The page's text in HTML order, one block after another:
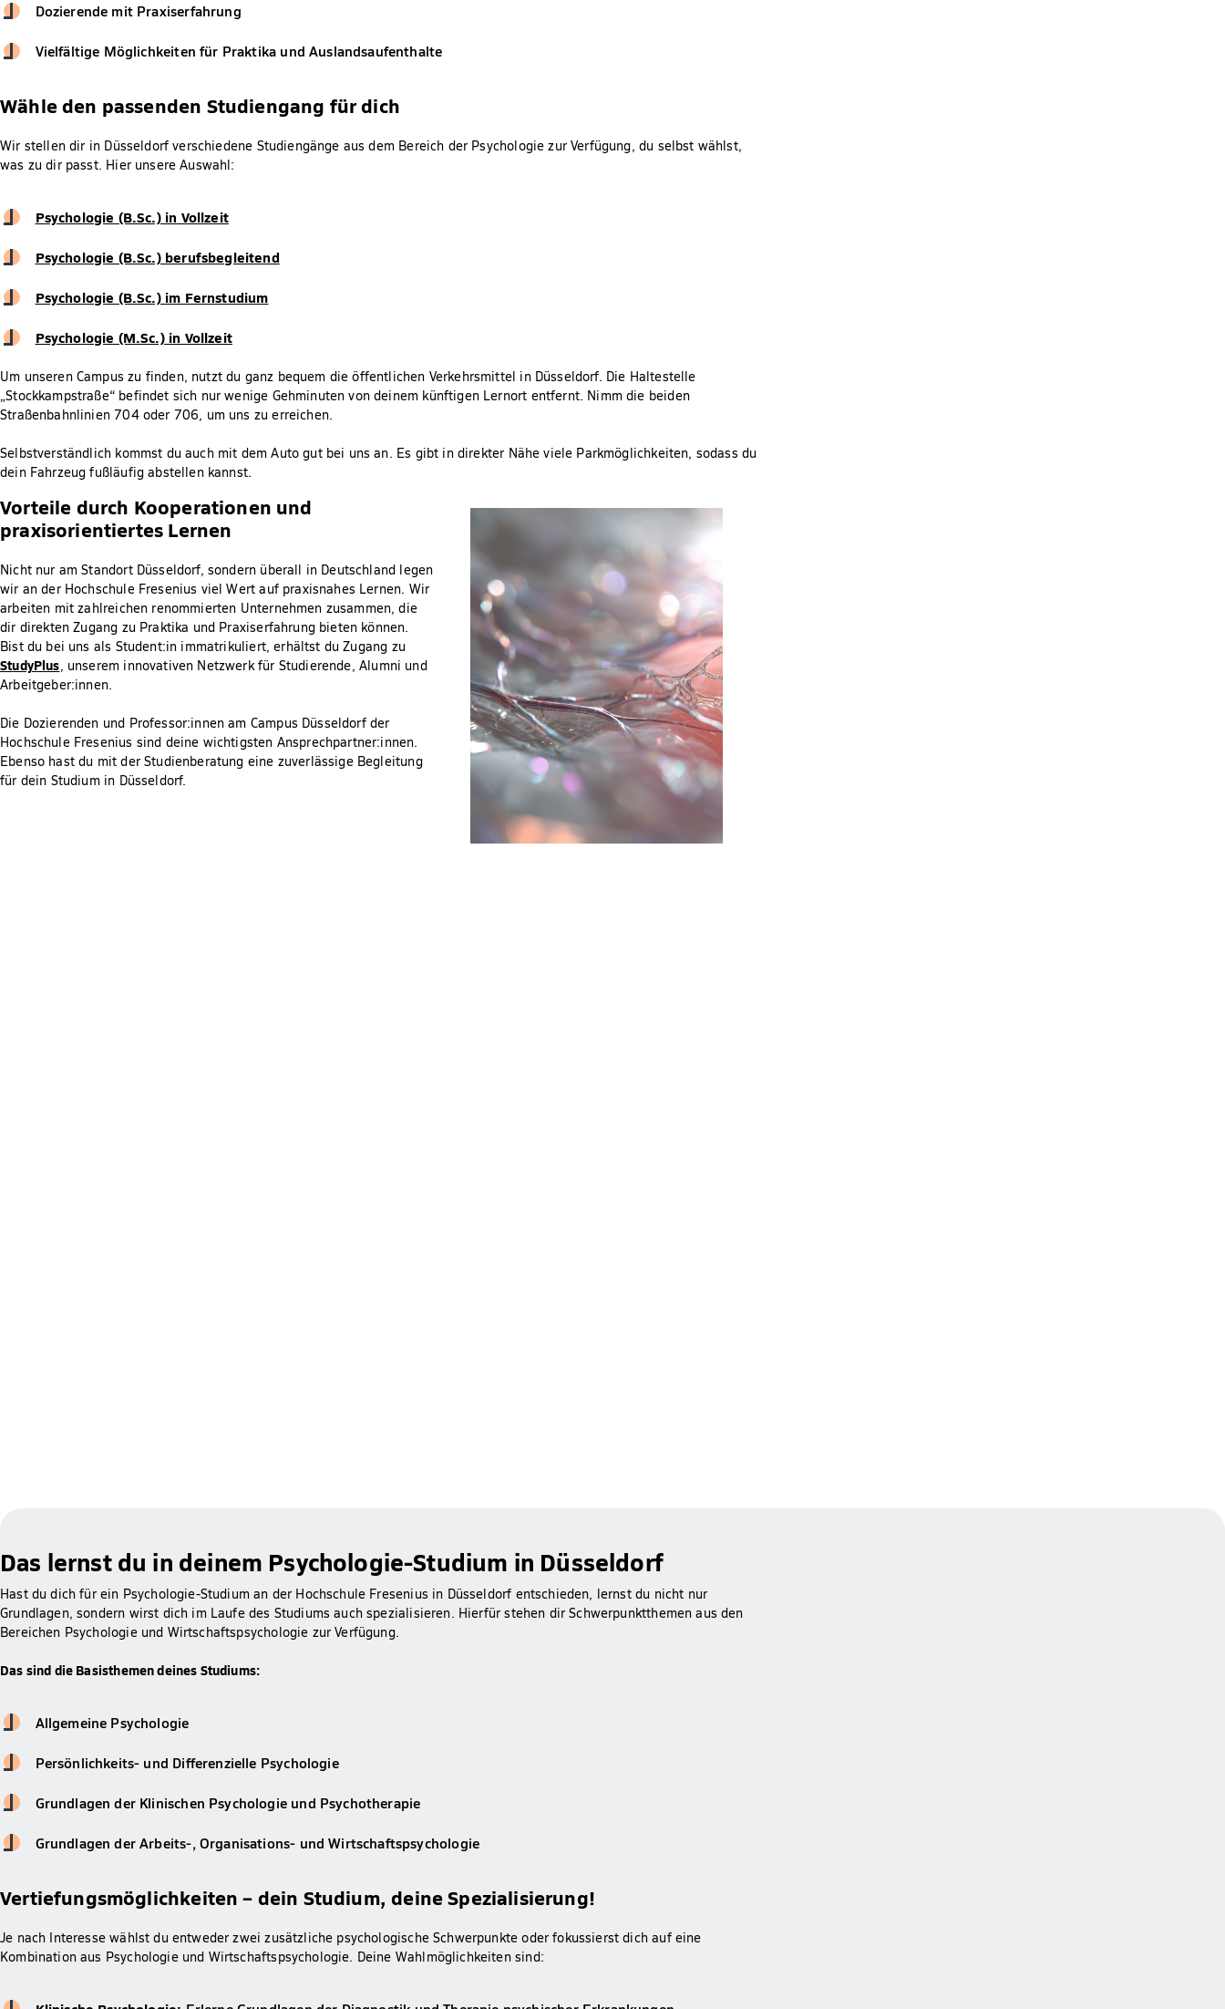
Dozierende mit Praxiserfahrung
Vielfältige Möglichkeiten für Praktika und Auslandsaufenthalte
Wähle den passenden Studiengang für dich
Wir stellen dir in Düsseldorf verschiedene Studiengänge aus dem Bereich der Psychologie zur Verfügung, du selbst wählst,
was zu dir passt. Hier unsere Auswahl:
Psychologie (B.Sc.) in Vollzeit
Psychologie (B.Sc.) berufsbegleitend
Psychologie (B.Sc.) im Fernstudium
Psychologie (M.Sc.) in Vollzeit
Um unseren Campus zu finden, nutzt du ganz bequem die öffentlichen Verkehrsmittel in Düsseldorf. Die Haltestelle
„Stockkampstraße“ befindet sich nur wenige Gehminuten von deinem künftigen Lernort entfernt. Nimm die beiden
Straßenbahnlinien 704 oder 706, um uns zu erreichen.
Selbstverständlich kommst du auch mit dem Auto gut bei uns an. Es gibt in direkter Nähe viele Parkmöglichkeiten, sodass du
dein Fahrzeug fußläufig abstellen kannst.
Vorteile durch Kooperationen und
praxisorientiertes Lernen
Nicht nur am Standort Düsseldorf, sondern überall in Deutschland legen
wir an der Hochschule Fresenius viel Wert auf praxisnahes Lernen. Wir
arbeiten mit zahlreichen renommierten Unternehmen zusammen, die
dir direkten Zugang zu Praktika und Praxiserfahrung bieten können.
Bist du bei uns als Student:in immatrikuliert, erhältst du Zugang zu
StudyPlus, unserem innovativen Netzwerk für Studierende, Alumni und
Arbeitgeber:innen.
Die Dozierenden und Professor:innen am Campus Düsseldorf der
Hochschule Fresenius sind deine wichtigsten Ansprechpartner:innen.
Ebenso hast du mit der Studienberatung eine zuverlässige Begleitung
für dein Studium in Düsseldorf.
Das lernst du in deinem Psychologie-Studium in Düsseldorf
Hast du dich für ein Psychologie-Studium an der Hochschule Fresenius in Düsseldorf entschieden, lernst du nicht nur
Grundlagen, sondern wirst dich im Laufe des Studiums auch spezialisieren. Hierfür stehen dir Schwerpunktthemen aus den
Bereichen Psychologie und Wirtschaftspsychologie zur Verfügung.
Das sind die Basisthemen deines Studiums:
Allgemeine Psychologie
Persönlichkeits- und Differenzielle Psychologie
Grundlagen der Klinischen Psychologie und Psychotherapie
Grundlagen der Arbeits-, Organisations- und Wirtschaftspsychologie
Vertiefungsmöglichkeiten – dein Studium, deine Spezialisierung!
Je nach Interesse wählst du entweder zwei zusätzliche psychologische Schwerpunkte oder fokussierst dich auf eine
Kombination aus Psychologie und Wirtschaftspsychologie. Deine Wahlmöglichkeiten sind: